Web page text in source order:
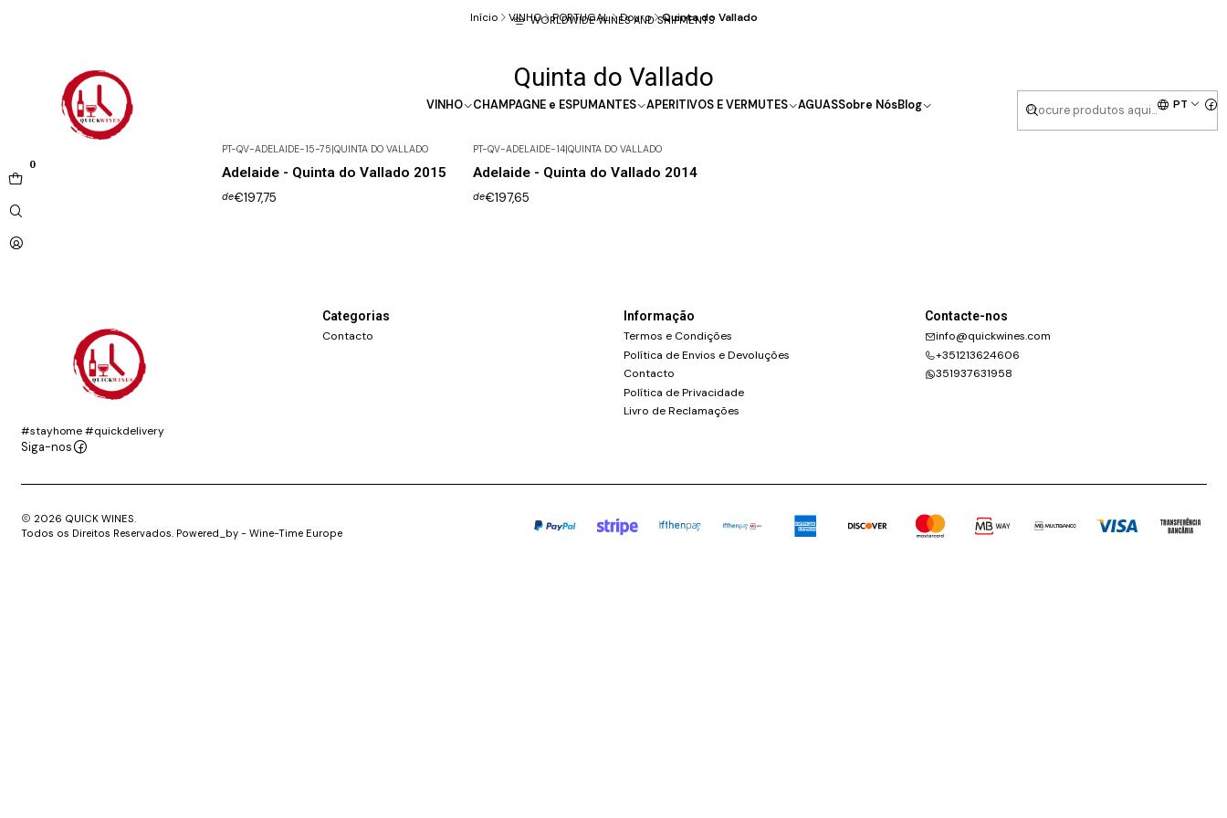
VINHO CHAMPAGNE e ESPUMANTES APERITIVOS E VERMUTES AGUASSobre NósBlog PT
0
WORLDWIDE WINES AND SHIPMENTS
Início VINHO PORTUGAL Douro Quinta do Vallado
Quinta do Vallado
PT-QV-ADELAIDE-15-75 QUINTA DO VALLADO
Adelaide - Quinta do Vallado 2015
de€197,75
PT-QV-ADELAIDE-14| QUINTA DO VALLADO
Adelaide - Quinta do Vallado 2014
de€197,65
#stayhome #quickdelivery
Siga-nos
Categorias
Contacto
Informação
Termos e Condições
Política de Envios e Devoluções
Contacto
Política de Privacidade
Livro de Reclamações
Contacte-nos
info@quickwines.com
+351213624606
351937631958
2026 QUICK WINES.
Todos os Direitos Reservados. Powered_by - Wine-Time Europe